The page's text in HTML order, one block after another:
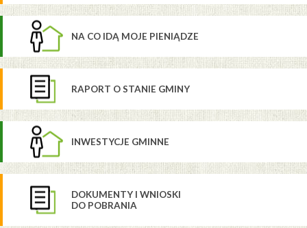
NA CO IDĄ MOJE PIENIĄDZE
RAPORT O STANIE GMINY
INWESTYCJE GMINNE
DOKUMENTY I WNIOSKI
DO POBRANIA